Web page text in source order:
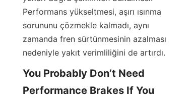
Performans yükseltmesi, aşırı ısınma
sorununu çözmekle kalmadı, aynı
zamanda fren sürtünmesinin azalması
nedeniyle yakıt verimliliğini de artırdı.
You Probably Don’t Need
Performance Brakes If You